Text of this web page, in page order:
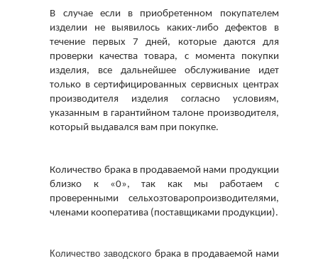
В случае если в приобретенном покупателем
изделии не выявилось каких-либо дефектов в
течение первых 7 дней, которые даются для
проверки качества товара, с момента покупки
изделия, все дальнейшее обслуживание идет
только в сертифицированных сервисных центрах
производителя изделия согласно условиям,
указанным в гарантийном талоне производителя,
который выдавался вам при покупке.
Количество брака в продаваемой нами продукции
близко к «0», так как мы работаем с
проверенными сельхозтоваропроизводителями,
Количество заводского брака в продаваемой нами